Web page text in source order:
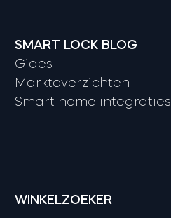
SMART LOCK BLOG
Gides
Marktoverzichten
Smart home integraties
WINKELZOEKER